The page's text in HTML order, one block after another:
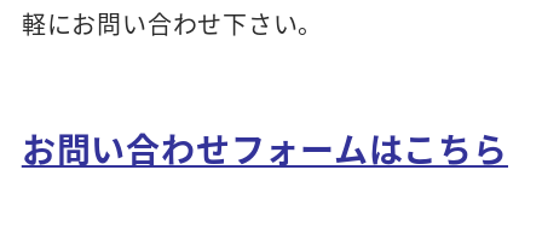
軽にお問い合わせ下さい。
お問い合わせフォームはこちら